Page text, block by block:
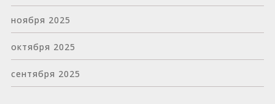
ноября 2025
октября 2025
сентября 2025